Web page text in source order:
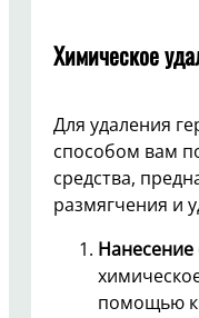
Химическое
Для удаления
способом вам
средства,
размягчения и
Нанесение
помощью